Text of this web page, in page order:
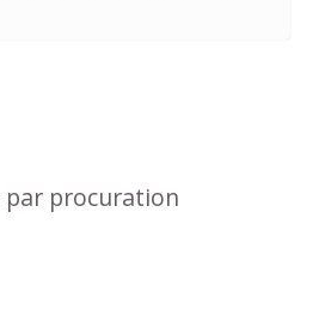
par procuration